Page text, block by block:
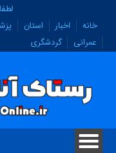
خانه
اخبار استان
عمرانی
گردشگری